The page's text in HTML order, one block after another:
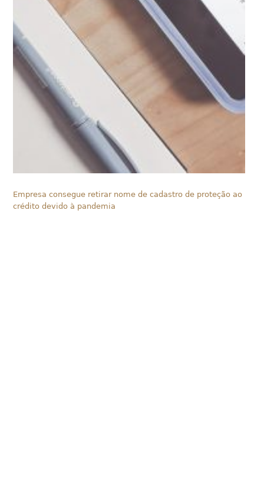
Empresa consegue retirar nome de cadastro de proteção ao
crédito devido à pandemia